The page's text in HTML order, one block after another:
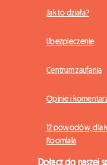
Jak to działa?
Ubezpieczenie
Centrum zaufania
Opinie i
12 powodów, dla
Roomlala
Dołącz do naszej